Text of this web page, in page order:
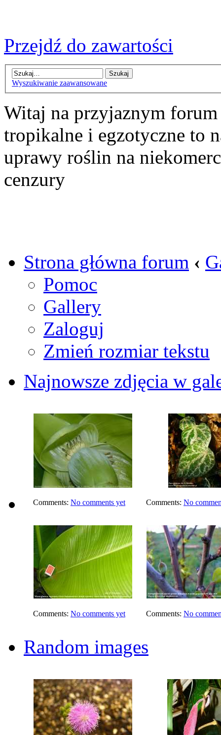
Przejdź do zawartości
Wyszukiwanie zaawansowane
Witaj na przyjaznym
tropikalne i egzotyczne to
uprawy roślin na
cenzury
Strona główna forum ‹
Pomoc
Gallery
Zaloguj
Zmień rozmiar tekstu
Najnowsze zdjęcia w
Comments: No comments yet Comments: No
Comments: No comments yet Comments: No
Random images